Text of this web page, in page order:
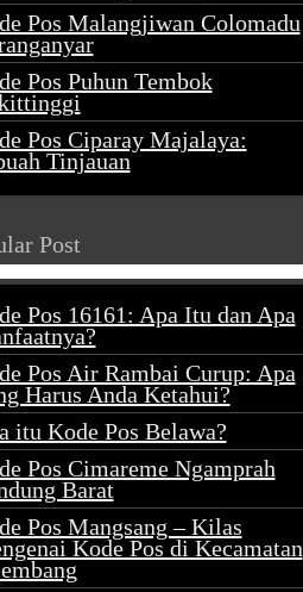
Pos Malangjiwan Colomadu
Pos Puhun Tembok
Pos Ciparay Majalaya:
Tinjauan
Post
Pos 16161: Apa Itu dan Apa
Pos Air Rambai Curup: Apa
Harus Anda Ketahui?
itu Kode Pos Belawa?
Pos Cimareme Ngamprah
Barat
Pos Mangsang – Kilas
Kode Pos di Kecamatan